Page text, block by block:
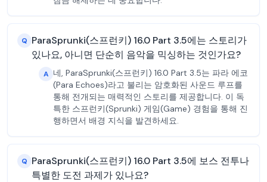
Q ParaSprunki(스프런키) 16.0 Part 3.5에는 스토리가
있나요, 아니면 단순히 음악을 믹싱하는 것인가요?
A 네, ParaSprunki(스프런키) 16.0 Part 3.5는 파라 에코
(Para Echoes)라고 불리는 암호화된 사운드 루프를
통해 전개되는 매력적인 스토리를 제공합니다. 이 독
특한 스프런키(Sprunki) 게임(Game) 경험을 통해 진
행하면서 배경 지식을 발견하세요.
Q ParaSprunki(스프런키) 16.0 Part 3.5에 보스 전투나
특별한 도전 과제가 있나요?